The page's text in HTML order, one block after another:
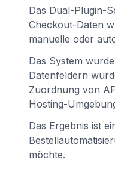
Das Dual-Plugin-
Checkout-Daten
manuelle oder
Das System
Datenfeldern
Zuordnung von
Hosting-
Das Ergebnis ist
möchte.